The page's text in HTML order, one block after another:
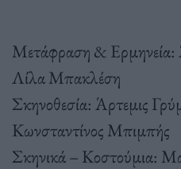
Μετάφραση &
Λίλα Μπακλέση
Σκηνοθεσία: Άρτεμις
Κωνσταντίνος Μπιμπής
Σκηνικά – Κοστούμια: